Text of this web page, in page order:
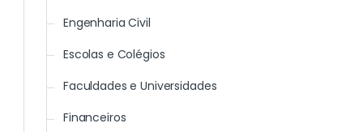
Engenharia Civil
Escolas e Colégios
Faculdades e Universidades
Financeiros